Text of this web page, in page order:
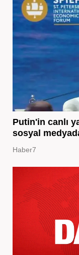
Putin'in canlı
sosyal
Haber7